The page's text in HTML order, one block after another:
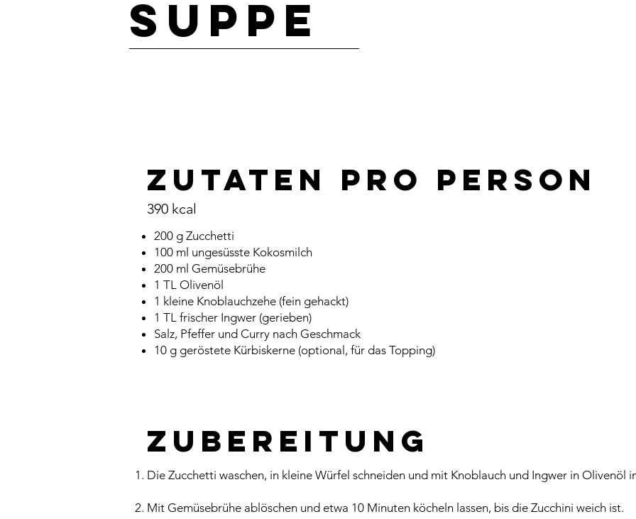
Suppe
ZUtaten pro PersoN
390 kcal
200 g Zucchetti
100 ml ungesüsste Kokosmilch
200 ml Gemüsebrühe
1 TL Olivenöl
1 kleine Knoblauchzehe (fein gehackt)
1 TL frischer Ingwer (gerieben)
Salz, Pfeffer und Curry nach Geschmack
10 g geröstete Kürbiskerne (optional, für das Topping)
Zubereitung
Die Zucchetti waschen, in kleine Würfel schneiden und mit Knoblauch und Ingwer in Olivenöl
Mit Gemüsebrühe ablöschen und etwa 10 Minuten köcheln lassen, bis die Zucchini weich ist.